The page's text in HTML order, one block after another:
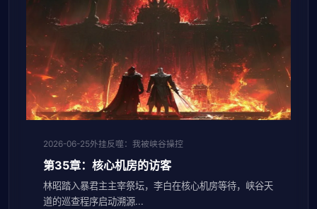
2026-06-25外挂反噬：我被峡谷操控
第35章：核心机房的访客
林昭踏入暴君主主宰祭坛，李白在核心机房等待，峡谷天
道的巡查程序启动溯源...